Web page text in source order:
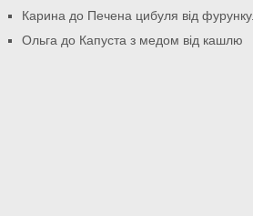
Каринадо Печена цибуля від
Ольгадо Капуста з медом від кашлю